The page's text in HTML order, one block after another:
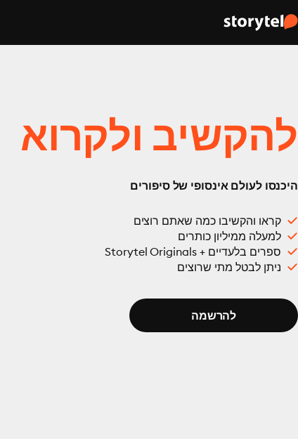
להקשיב ולקרוא
היכנסו לעולם אינסופי של סיפורים
קראו והקשיבו כמה שאתם רוצים
למעלה ממיליון כותרים
ספרים בלעדיים + Storytel Originals
ניתן לבטל מתי שרוצים
להרשמה